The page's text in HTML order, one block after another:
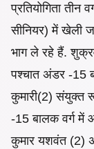
प्रतियोगिता
सीनियर) में खेली
भाग ले रहे हैं.
पश्चात अंडर -15
कुमारी(2) संयुक्त
-15 बालक वर्ग में
कुमार यशवंत (2)